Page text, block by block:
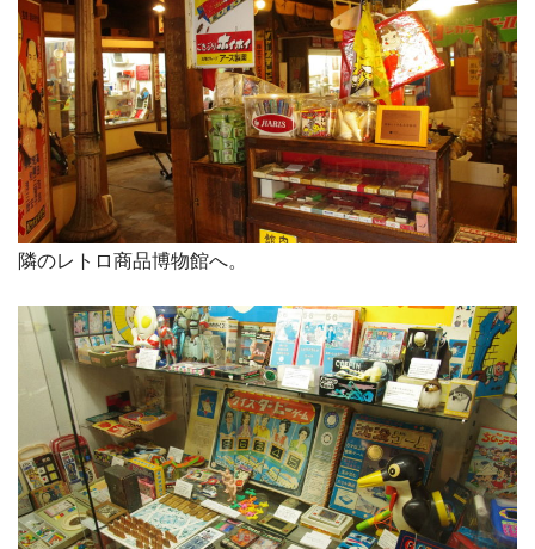
隣のレトロ商品博物館へ。